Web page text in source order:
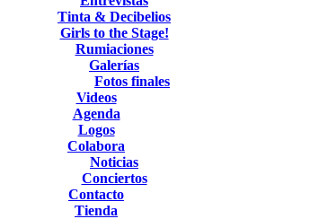
Tinta & Decibelios
Girls to the Stage!
Rumiaciones
Galerías
Fotos finales
Videos
Agenda
Logos
Colabora
Noticias
Conciertos
Contacto
Tienda